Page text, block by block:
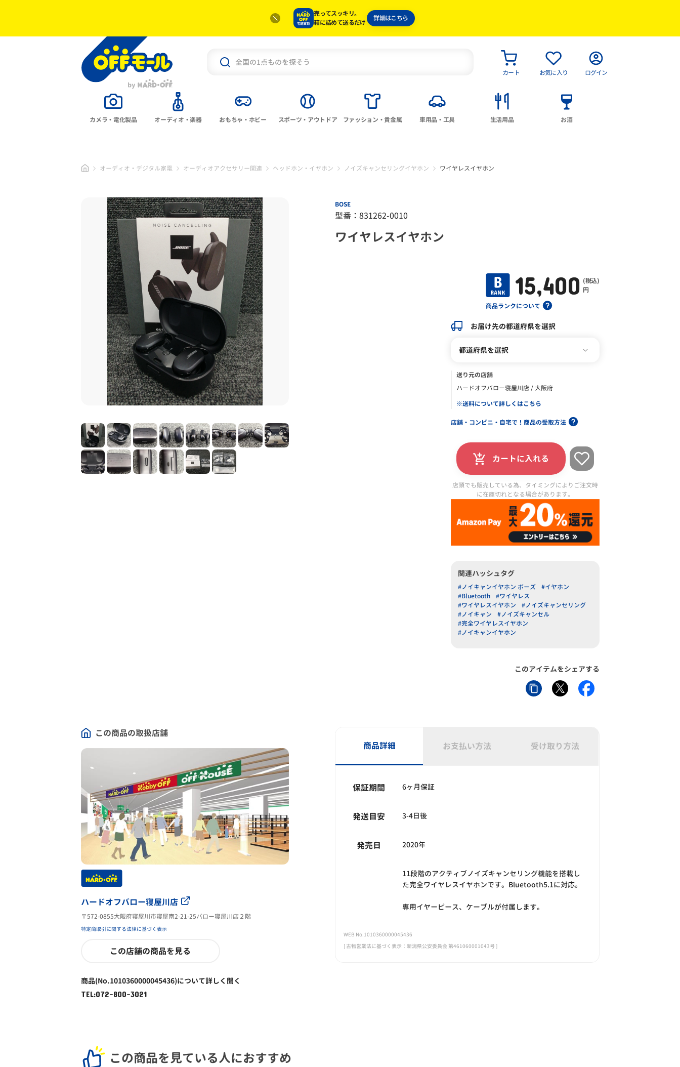
売ってスッキリ。
箱に詰めて送るだけ
詳細はこちら
カート お気に入り ログイン
カメラ・電化製品 オーディオ・楽器 おもちゃ・ホビー スポーツ・アウトドア ファッション・貴金属 車用品・工具 生活用品 お酒
オーディオ・デジタル家電 オーディオアクセサリー関連 ヘッドホン・イヤホン ノイズキャンセリングイヤホン ワイヤレスイヤホン
BOSE
型番：831262-0010
ワイヤレスイヤホン
商品ランクについて
15,400 (税込)
円
お届け先の都道府県を選択
都道府県を選択
送り元の店舗
ハードオフバロー寝屋川店 / 大阪府
※送料について詳しくはこちら
店舗・コンビニ・自宅で！商品の受取方法
カートに入れる
店頭でも販売している為、タイミングによりご注文時
に在庫切れとなる場合があります。
関連ハッシュタグ
#ノイキャンイヤホン ボーズ
#イヤホン
#Bluetooth
#ワイヤレス
#ワイヤレスイヤホン
#ノイズキャンセリング
#ノイキャン
#ノイズキャンセル
#完全ワイヤレスイヤホン
#ノイキャンイヤホン
このアイテムをシェアする
この商品の取扱店舗
ハードオフバロー寝屋川店
〒572-0855大阪府寝屋川市寝屋南2-21-25バロー寝屋川店２階
特定商取引に関する法律に基づく表示
この店舗の商品を見る
商品(No.1010360000045436)について詳しく聞く
TEL:072-800-3021
商品詳細 お支払い方法 受け取り方法
保証期間 6ヶ月保証
発送目安 3-4日後
発売日 2020年
11段階のアクティブノイズキャンセリング機能を搭載し
た完全ワイヤレスイヤホンです。Bluetooth5.1に対応。
専用イヤーピース、ケーブルが付属します。
WEB No.1010360000045436
[ 古物営業法に基づく表示：新潟県公安委員会 第461060001043号 ]
この商品を見ている人におすすめ